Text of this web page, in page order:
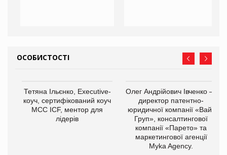
ОСОБИСТОСТІ
Тетяна Ільєнко, Executive-
коуч, сертифікований коуч
МСС ICF, ментор для
лідерів
Олег Андрійович Івченко —
директор патентно-
юридичної компанії «Вайз
Груп», консалтингової
компанії «Парето» та
маркетингової агенції
Myka Agency.